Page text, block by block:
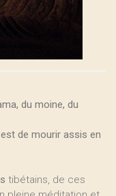
du moine, du
de mourir assis en
tibétains, de ces